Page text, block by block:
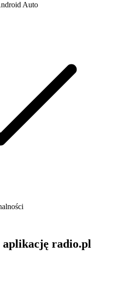
Auto
aplikację radio.pl